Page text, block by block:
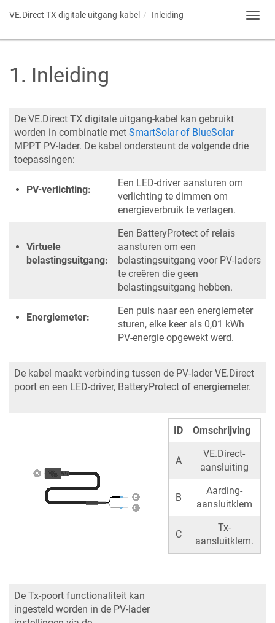
VE.Direct TX digitale uitgang-kabel Inleiding
1 . Inleiding
De VE.Direct TX digitale uitgang-kabel kan gebruikt
worden in combinatie met SmartSolar of BlueSolar
MPPT PV-lader. De kabel ondersteunt de volgende drie
toepassingen:
PV-verlichting:
Een LED-driver aansturen om
verlichting te dimmen om
energieverbruik te verlagen.
Virtuele
belastingsuitgang:
Een BatteryProtect of relais
aansturen om een
belastingsuitgang voor PV-laders
te creëren die geen
belastingsuitgang hebben.
Energiemeter:
Een puls naar een energiemeter
sturen, elke keer als 0,01 kWh
PV-energie opgewekt werd.
De kabel maakt verbinding tussen de PV-lader VE.Direct
poort en een LED-driver, BatteryProtect of energiemeter.
ID Omschrijving
A
VE.Direct-
aansluiting
B
Aarding-
aansluitklem
C
Tx-
aansluitklem.
De Tx-poort functionaliteit kan
ingesteld worden in de PV-lader